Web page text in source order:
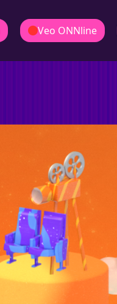
Veo ONNline